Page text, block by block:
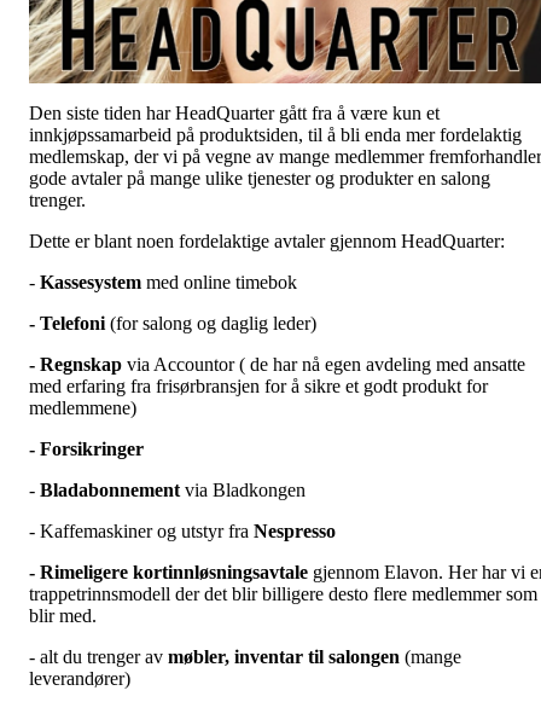
Den siste tiden har HeadQuarter gått fra å være kun et
innkjøpssamarbeid på produktsiden, til å bli enda mer fordelaktig
medlemskap, der vi på vegne av mange medlemmer fremforhandler
gode avtaler på mange ulike tjenester og produkter en salong
trenger.
Dette er blant noen fordelaktige avtaler gjennom HeadQuarter:
- Kassesystem med online timebok
- Telefoni (for salong og daglig leder)
- Regnskap via Accountor ( de har nå egen avdeling med ansatte
med erfaring fra frisørbransjen for å sikre et godt produkt for
medlemmene)
- Forsikringer
- Bladabonnement via Bladkongen
- Kaffemaskiner og utstyr fra Nespresso
- Rimeligere kortinnløsningsavtale gjennom Elavon. Her har vi
trappetrinnsmodell der det blir billigere desto flere medlemmer som
blir med.
- alt du trenger av møbler, inventar til salongen (mange
leverandører)